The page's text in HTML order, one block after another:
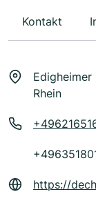
Kontakt
Rhein
https://